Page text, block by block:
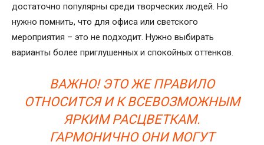
достаточно популярны среди творческих людей. Но
нужно помнить, что для офиса или светского
мероприятия – это не подходит. Нужно выбирать
варианты более приглушенных и спокойных оттенков.
ВАЖНО! ЭТО ЖЕ ПРАВИЛО
ОТНОСИТСЯ И К ВСЕВОЗМОЖНЫМ
ЯРКИМ РАСЦВЕТКАМ.
ГАРМОНИЧНО ОНИ МОГУТ